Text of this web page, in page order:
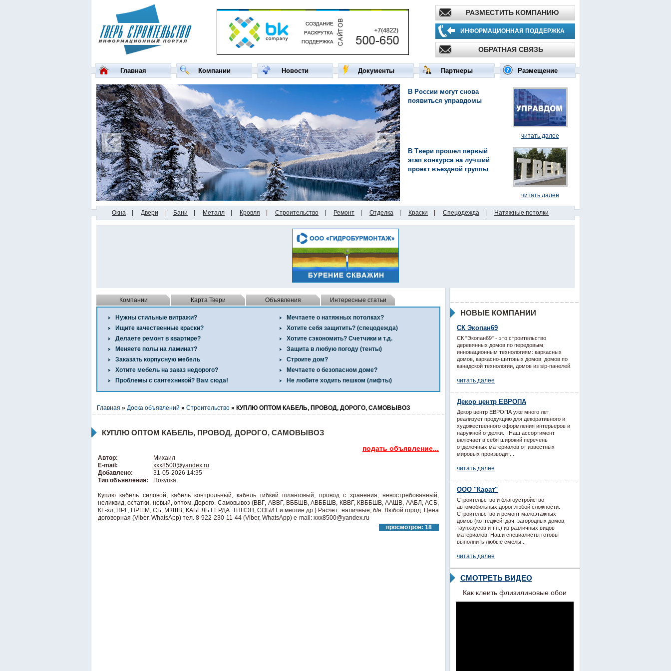
РАЗМЕСТИТЬ КОМПАНИЮ
ИНФОРМАЦИОННАЯ ПОДДЕРЖКА
ОБРАТНАЯ СВЯЗЬ
Главная Компании Новости Документы Партнеры Размещение
В России могут снова
появиться управдомы
читать далее
В Твери прошел первый
этап конкурса на лучший
проект въездной группы
читать далее
Окна Двери Бани Металл Кровля Строительство Ремонт Отделка Краски Спецодежда Натяжные потолки
Компании Карта Твери Объявления Интересные статьи
Нужны стильные витражи?
Ищите качественные краски?
Делаете ремонт в квартире?
Меняете полы на ламинат?
Заказать корпусную мебель
Хотите мебель на заказ недорого?
Проблемы с сантехникой? Вам сюда!
Мечтаете о натяжных потолках?
Хотите себя защитить? (спецодежда)
Хотите сэкономить? Счетчики и т.д.
Защита в любую погоду (тенты)
Строите дом?
Мечтаете о безопасном доме?
Не любите ходить пешком (лифты)
Главная » Доска объявлений » Строительство » КУПЛЮ ОПТОМ КАБЕЛЬ, ПРОВОД, ДОРОГО, САМОВЫВОЗ
КУПЛЮ ОПТОМ КАБЕЛЬ, ПРОВОД, ДОРОГО, САМОВЫВОЗ
подать объявление...
Автор:
Михаил
E-mail:
xxx8500@yandex.ru
Добавлено:
31-05-2026 14:35
Тип объявления:
Покупка
Куплю кабель силовой, кабель контрольный, кабель гибкий шланговый, провод с хранения, невостребованный,
неликвид, остатки, новый, оптом, Дорого. Самовывоз (ВВГ, АВВГ, ВББШВ, АВББШВ, КВВГ, КВББШВ, ААШВ, ААБЛ, АСБ,
КГ-хл, НРГ, НРШМ, СБ, МКШВ, КАБЕЛЬ ГЕРДА. ТППЭП, СОБИТ и многие др.) Расчет: наличные, б/н. Любой город. Цена
договорная (Viber, WhatsApp) тел. 8-922-230-11-44 (Viber, WhatsApp) e-mail: xxx8500@yandex.ru
просмотров: 18
НОВЫЕ КОМПАНИИ
СК Экопан69
СК "Экопан69" - это строительство
деревянных домов по передовым,
инновационным технологиям: каркасных
домов, каркасно-щитовых домов, домов по
канадской технологии, домов из sip-панелей.
читать далее
Декор центр ЕВРОПА
Декор центр ЕВРОПА уже много лет
реализует продукцию для декоративного и
художественного оформления интерьеров и
наружной отделки. Наш ассортимент
включает в себя широкий перечень
отделочных материалов от известных
мировых производит...
читать далее
ООО "Карат"
Строительство и благоустройство
автомобильных дорог любой сложности.
Строительство и ремонт малоэтажных
домов (коттеджей, дач, загородных домов,
таунхаусов и т.п.) из различных видов
материалов. Наши специалисты готовы
выполнить любые смелы...
читать далее
СМОТРЕТЬ ВИДЕО
Как клеить флизилиновые обои